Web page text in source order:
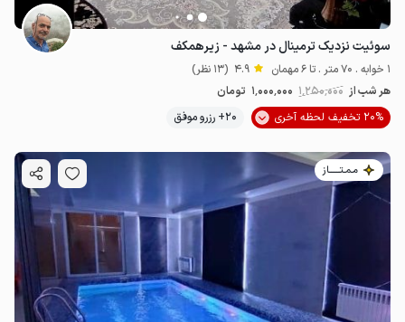
سوئیت نزدیک ترمینال در مشهد - زیرهمکف
1 خوابه . 70 متر . تا 6 مهمان 4.9 (13 نظر)
هر شب از 1٬250٬000 1٬000٬000 تومان
20% تخفیف لحظه آخری
20+ رزرو موفق
مـمـتــــــاز